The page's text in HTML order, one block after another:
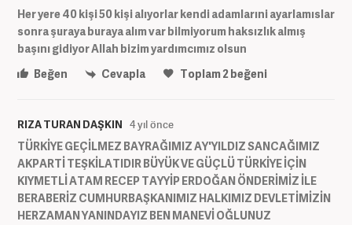
Her yere 40 kişi 50 kişi alıyorlar kendi adamlarıni ayarlamıslar
sonra şuraya buraya alım var bilmiyorum haksızlık almış
başını gidiyor Allah bizim yardımcımız olsun
Beğen
Cevapla Toplam2 beğeni
RIZA TURAN DAŞKIN 4 yıl önce
TÜRKİYE GEÇİLMEZ BAYRAĞIMIZ AY'YILDIZ SANCAĞIMIZ
AKPARTİ TEŞKİLATIDIR BÜYÜK VE GÜÇLÜ TÜRKİYE İÇİN
KIYMETLİ ATAM RECEP TAYYİP ERDOĞAN ÖNDERİMİZ İLE
BERABERİZ CUMHURBAŞKANIMIZ HALKIMIZ DEVLETİMİZİN
HERZAMAN YANINDAYIZ BEN MANEVİ OĞLUNUZ